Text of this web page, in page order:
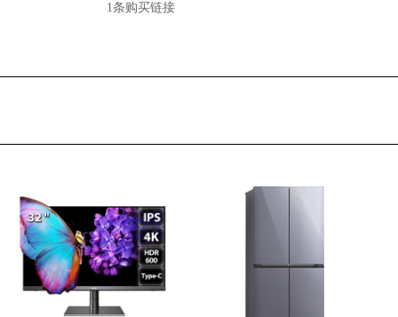
1条购买链接